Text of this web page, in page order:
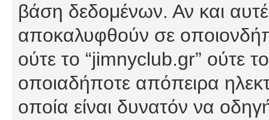
βάση δεδομένων. Αν και
αποκαλυφθούν σε
ούτε το “jimnyclub.gr” ούτε
οποιαδήποτε απόπειρα
οποία είναι δυνατόν να